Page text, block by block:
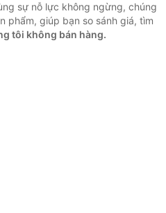
sự nỗ lực không ngừng, chúng
phẩm, giúp bạn so sánh giá, tìm
tôi không bán hàng.